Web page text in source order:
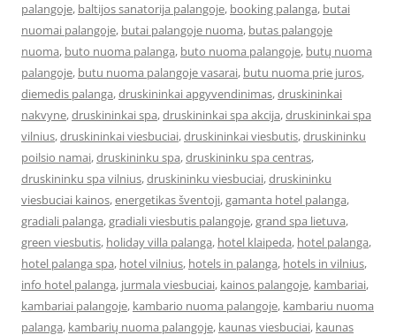
palangoje, baltijos sanatorija palangoje, booking palanga, butai
nuomai palangoje, butai palangoje nuoma, butas palangoje
nuoma, buto nuoma palanga, buto nuoma palangoje, butų nuoma
palangoje, butu nuoma palangoje vasarai, butu nuoma prie juros,
diemedis palanga,druskininkai apgyvendinimas,druskininkai
nakvyne,druskininkai spa,druskininkai spa akcija,druskininkai spa
vilnius,druskininkai viesbuciai,druskininkai viesbutis,druskininku
poilsio namai,druskininku spa,druskininku spa centras,
druskininku spa vilnius,druskininku viesbuciai,druskininku
viesbuciai kainos,energetikas šventoji,gamanta hotel palanga,
gradiali palanga,gradiali viesbutis palangoje,grand spa lietuva,
green viesbutis, holiday villa palanga, hotel klaipeda, hotel palanga,
hotel palanga spa, hotel vilnius, hotels in palanga, hotels in vilnius,
info hotel palanga, jurmala viesbuciai, kainos palangoje, kambariai,
kambariai palangoje, kambario nuoma palangoje, kambariu nuoma
palanga, kambarių nuoma palangoje, kaunas viesbuciai, kaunas